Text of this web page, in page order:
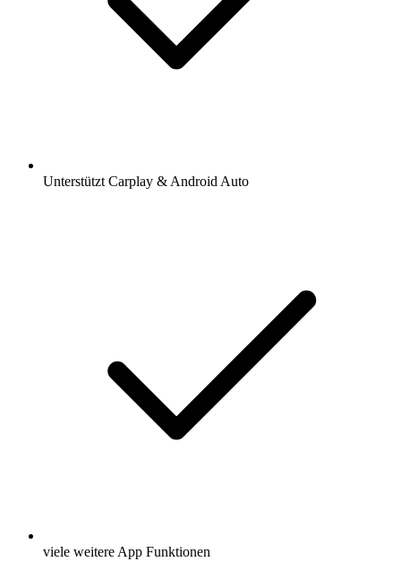
Unterstützt Carplay & Android Auto
viele weitere App Funktionen